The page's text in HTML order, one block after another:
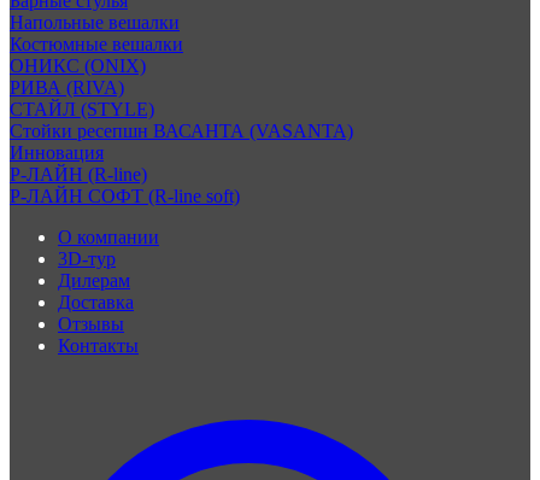
Напольные вешалки
Костюмные вешалки
ОНИКС (ONIX)
РИВА (RIVA)
СТАЙЛ (STYLE)
Стойки ресепшн ВАСАНТА (VASANTA)
Инновация
Р-ЛАЙН (R-line)
Р-ЛАЙН СОФТ (R-line soft)
О компании
3D-тур
Дилерам
Доставка
Отзывы
Контакты